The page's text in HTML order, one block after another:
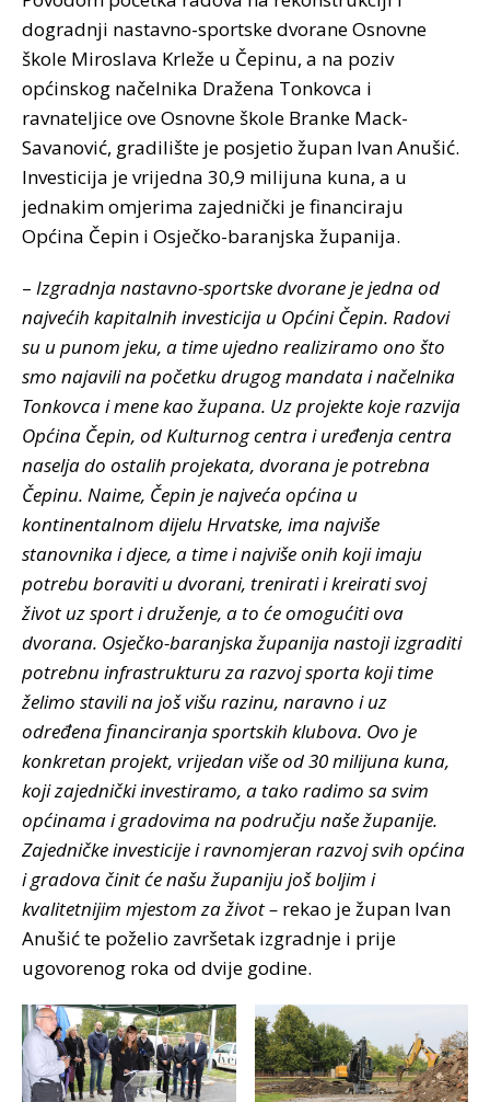
dogradnji nastavno-sportske dvorane Osnovne
škole Miroslava Krleže u Čepinu, a na poziv
općinskog načelnika Dražena Tonkovca i
ravnateljice ove Osnovne škole Branke Mack-
Savanović, gradilište je posjetio župan Ivan Anušić.
Investicija je vrijedna 30,9 milijuna kuna, a u
jednakim omjerima zajednički je financiraju
Općina Čepin i Osječko-baranjska županija.
– Izgradnja nastavno-sportske dvorane je jedna od
najvećih kapitalnih investicija u Općini Čepin. Radovi
su u punom jeku, a time ujedno realiziramo ono što
smo najavili na početku drugog mandata i načelnika
Tonkovca i mene kao župana. Uz projekte koje razvija
Općina Čepin, od Kulturnog centra i uređenja centra
naselja do ostalih projekata, dvorana je potrebna
Čepinu. Naime, Čepin je najveća općina u
kontinentalnom dijelu Hrvatske, ima najviše
stanovnika i djece, a time i najviše onih koji imaju
potrebu boraviti u dvorani, trenirati i kreirati svoj
život uz sport i druženje, a to će omogućiti ova
dvorana. Osječko-baranjska županija nastoji izgraditi
potrebnu infrastrukturu za razvoj sporta koji time
želimo stavili na još višu razinu, naravno i uz
određena financiranja sportskih klubova. Ovo je
konkretan projekt, vrijedan više od 30 milijuna kuna,
koji zajednički investiramo, a tako radimo sa svim
općinama i gradovima na području naše županije.
Zajedničke investicije i ravnomjeran razvoj svih općina
i gradova činit će našu županiju još boljim i
kvalitetnijim mjestom za život – rekao je župan Ivan
Anušić te poželio završetak izgradnje i prije
ugovorenog roka od dvije godine.